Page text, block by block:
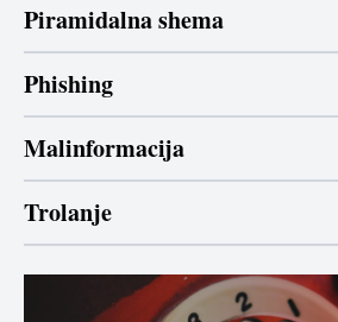
Piramidalna shema
Phishing
Malinformacija
Trolanje